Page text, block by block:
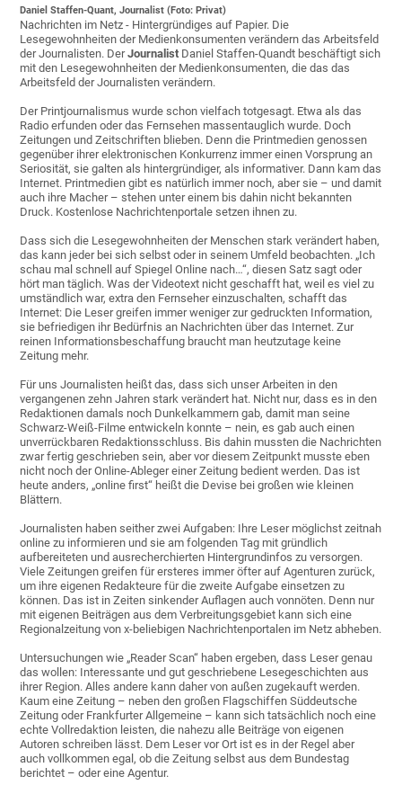
Daniel Staffen-Quant, Journalist (Foto: Privat)
Nachrichten im Netz - Hintergründiges auf Papier. Die
Lesegewohnheiten der Medienkonsumenten verändern das Arbeitsfeld
der Journalisten. DerJournalist Daniel Staffen-Quandt beschäftigt sich
mit den Lesegewohnheiten der Medienkonsumenten, die das das
Arbeitsfeld der Journalisten verändern.
Der Printjournalismus wurde schon vielfach totgesagt. Etwa als das
Radio erfunden oder das Fernsehen massentauglich wurde. Doch
Zeitungen und Zeitschriften blieben. Denn die Printmedien genossen
gegenüber ihrer elektronischen Konkurrenz immer einen Vorsprung an
Seriosität, sie galten als hintergründiger, als informativer. Dann kam das
Internet. Printmedien gibt es natürlich immer noch, aber sie – und damit
auch ihre Macher – stehen unter einem bis dahin nicht bekannten
Druck. Kostenlose Nachrichtenportale setzen ihnen zu.
Dass sich die Lesegewohnheiten der Menschen stark verändert haben,
das kann jeder bei sich selbst oder in seinem Umfeld beobachten. „Ich
schau mal schnell auf Spiegel Online nach…“, diesen Satz sagt oder
hört man täglich. Was der Videotext nicht geschafft hat, weil es viel zu
umständlich war, extra den Fernseher einzuschalten, schafft das
Internet: Die Leser greifen immer weniger zur gedruckten Information,
sie befriedigen ihr Bedürfnis an Nachrichten über das Internet. Zur
reinen Informationsbeschaffung braucht man heutzutage keine
Zeitung mehr.
Für uns Journalisten heißt das, dass sich unser Arbeiten in den
vergangenen zehn Jahren stark verändert hat. Nicht nur, dass es in den
Redaktionen damals noch Dunkelkammern gab, damit man seine
Schwarz-Weiß-Filme entwickeln konnte – nein, es gab auch einen
unverrückbaren Redaktionsschluss. Bis dahin mussten die Nachrichten
zwar fertig geschrieben sein, aber vor diesem Zeitpunkt musste eben
nicht noch der Online-Ableger einer Zeitung bedient werden. Das ist
heute anders, „online first“ heißt die Devise bei großen wie kleinen
Blättern.
Journalisten haben seither zwei Aufgaben: Ihre Leser möglichst zeitnah
online zu informieren und sie am folgenden Tag mit gründlich
aufbereiteten und ausrecherchierten Hintergrundinfos zu versorgen.
Viele Zeitungen greifen für ersteres immer öfter auf Agenturen zurück,
um ihre eigenen Redakteure für die zweite Aufgabe einsetzen zu
können. Das ist in Zeiten sinkender Auflagen auch vonnöten. Denn nur
mit eigenen Beiträgen aus dem Verbreitungsgebiet kann sich eine
Regionalzeitung von x-beliebigen Nachrichtenportalen im Netz abheben.
Untersuchungen wie „Reader Scan“ haben ergeben, dass Leser genau
das wollen: Interessante und gut geschriebene Lesegeschichten aus
ihrer Region. Alles andere kann daher von außen zugekauft werden.
Kaum eine Zeitung – neben den großen Flagschiffen Süddeutsche
Zeitung oder Frankfurter Allgemeine – kann sich tatsächlich noch eine
echte Vollredaktion leisten, die nahezu alle Beiträge von eigenen
Autoren schreiben lässt. Dem Leser vor Ort ist es in der Regel aber
auch vollkommen egal, ob die Zeitung selbst aus dem Bundestag
berichtet – oder eine Agentur.